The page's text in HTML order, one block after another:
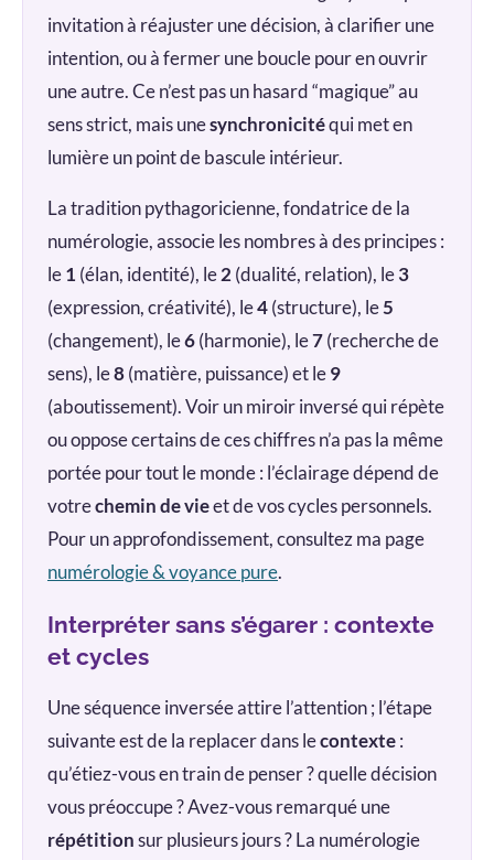
invitation à réajuster une décision, à clarifier une
intention, ou à fermer une boucle pour en ouvrir
une autre. Ce n’est pas un hasard “magique” au
sens strict, mais unesynchronicitéqui met en
lumière un point de bascule intérieur.
La tradition pythagoricienne, fondatrice de la
numérologie, associe les nombres à des principes :
le 1 (élan, identité), le2 (dualité, relation), le 3
(expression, créativité), le4 (structure), le5
(changement), le6 (harmonie), le7 (recherche de
sens), le8 (matière, puissance) et le 9
(aboutissement). Voir un miroir inversé qui répète
ou oppose certains de ces chiffres n’a pas la même
portée pour tout le monde : l’éclairage dépend de
votrechemin de vieet de vos cycles personnels.
Pour un approfondissement, consultez ma page
numérologie & voyance pure.
Interpréter sans s’égarer : contexte
et cycles
Une séquence inversée attire l’attention ; l’étape
suivante est de la replacer dans lecontexte :
qu’étiez-vous en train de penser ? quelle décision
vous préoccupe ? Avez-vous remarqué une
répétition sur plusieurs jours ? La numérologie